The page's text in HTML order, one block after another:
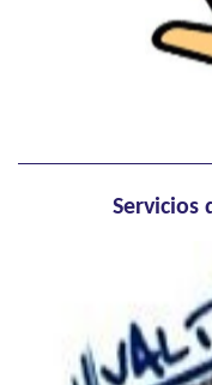
Servicios